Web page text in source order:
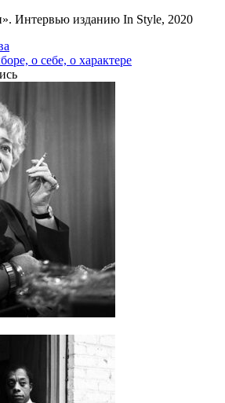
Интервью изданию In Style, 2020
о себе, о характере